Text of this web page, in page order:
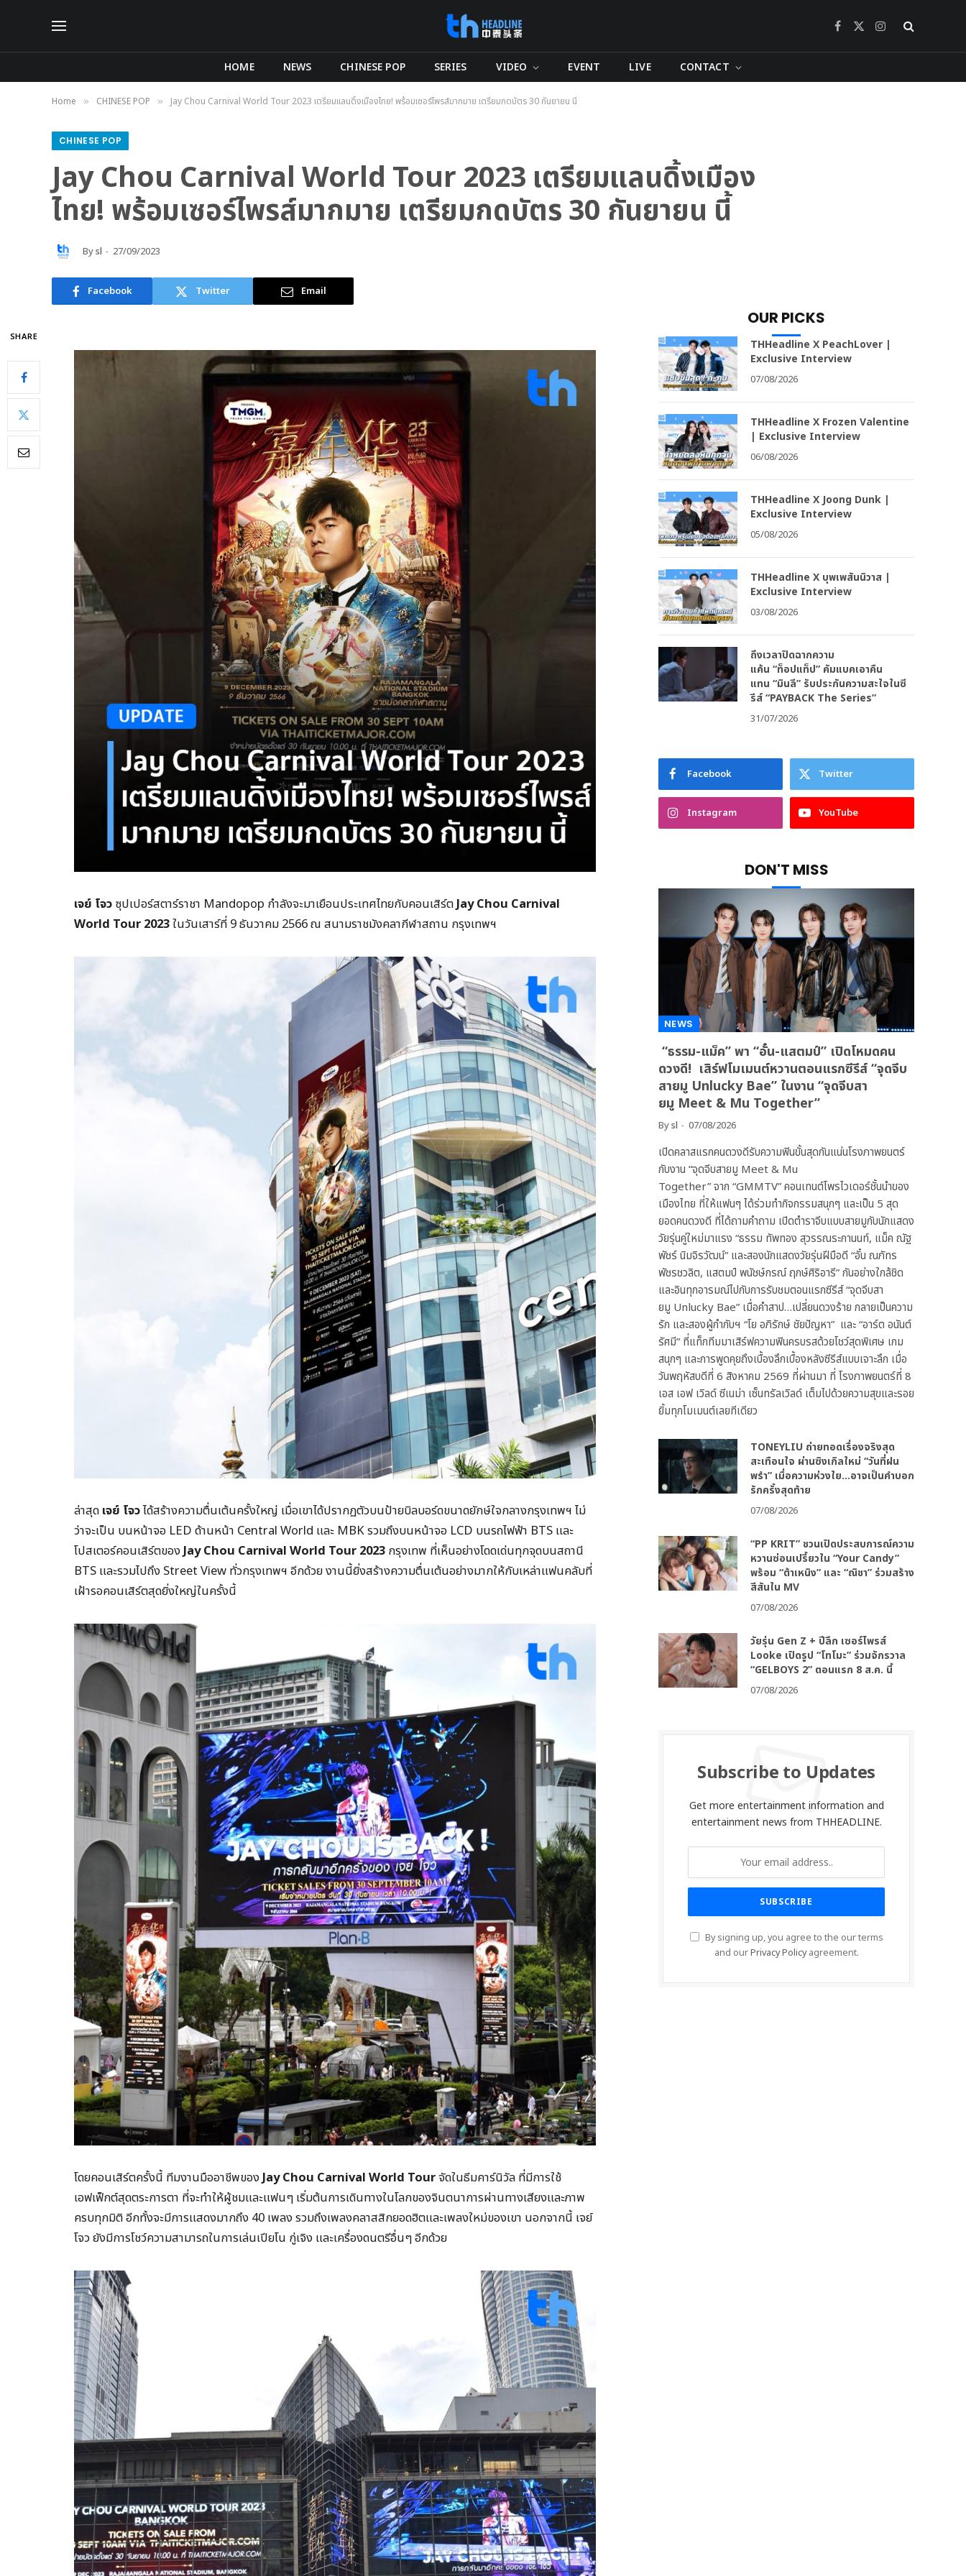
Facebook
X
Instagram
HOME NEWS CHINESE POP SERIES VIDEO EVENT LIVE CONTACT
Home » CHINESE POP » Jay Chou Carnival World Tour 2023 เตรียมแลนดิ้งเมืองไทย! พร้อมเซอร์ไพรส์มากมาย เตรียมกดบัตร 30 กันยายน นี้
CHINESE POP
Jay Chou Carnival World Tour 2023 เตรียมแลนดิ้งเมือง
ไทย! พร้อมเซอร์ไพรส์มากมาย เตรียมกดบัตร 30 กันยายน นี้
Bysl 27/09/2023
Facebook Twitter Email
SHARE
เจย์ โจว ซุปเปอร์สตาร์ราชา Mandopop กำลังจะมาเยือนประเทศไทยกับคอนเสิร์ตJay Chou Carnival
World Tour 2023ในวันเสาร์ที่ 9 ธันวาคม 2566 ณ สนามราชมังคลากีฬาสถาน กรุงเทพฯ
ล่าสุด เจย์ โจวได้สร้างความตื่นเต้นครั้งใหญ่ เมื่อเขาได้ปรากฏตัวบนป้ายบิลบอร์ดขนาดยักษ์ใจกลางกรุงเทพฯ ไม่
ว่าจะเป็น บนหน้าจอ LED ด้านหน้า Central World และ MBK รวมถึงบนหน้าจอ LCD บนรถไฟฟ้า BTS และ
โปสเตอร์คอนเสิร์ตของJay Chou Carnival World Tour 2023 กรุงเทพ ที่เห็นอย่างโดดเด่นทุกจุดบนสถานี
BTS และรวมไปถึง Street View ทั่วกรุงเทพฯ อีกด้วย งานนี้ยิ่งสร้างความตื่นเต้นอย่างมากให้กับเหล่าแฟนคลับที่
เฝ้ารอคอนเสิร์ตสุดยิ่งใหญ่ในครั้งนี้
โดยคอนเสิร์ตครั้งนี้ ทีมงานมืออาชีพของJay Chou Carnival World Tourจัดในธีมคาร์นิวัล ที่มีการใช้
เอฟเฟ็กต์สุดตระการตา ที่จะทำให้ผู้ชมและแฟนๆ เริ่มต้นการเดินทางในโลกของจินตนาการผ่านทางเสียงและภาพ
ครบทุกมิติ อีกทั้งจะมีการแสดงมากถึง 40 เพลง รวมถึงเพลงคลาสสิกยอดฮิตและเพลงใหม่ของเขา นอกจากนี้ เจย์
โจว ยังมีการโชว์ความสามารถในการเล่นเปียโน กู่เจิง และเครื่องดนตรีอื่นๆ อีกด้วย
OUR PICKS
THHeadline X PeachLover |
Exclusive Interview
07/08/2026
THHeadline X Frozen Valentine
| Exclusive Interview
06/08/2026
THHeadline X Joong Dunk |
Exclusive Interview
05/08/2026
THHeadline X บุพเพสันนิวาส |
Exclusive Interview
03/08/2026
ถึงเวลาปิดฉากความ
แค้น “ท็อปแท็ป” คัมแบคเอาคืน
แทน “มินลี” รับประกันความสะใจในซี
รีส์ “PAYBACK The Series”
31/07/2026
Facebook Twitter
Instagram YouTube
DON'T MISS
NEWS
“ธรรม-แม็ค” พา “อั๋น-แสตมป์” เปิดโหมดคน
ดวงดี! เสิร์ฟโมเมนต์หวานตอนแรกซีรีส์ “จุดจีบ
สายมู Unlucky Bae” ในงาน “จุดจีบสา
ยมู Meet & Mu Together”
Bysl 07/08/2026
เปิดคลาสแรกคนดวงดีรับความฟินขั้นสุดกันแน่นโรงภาพยนตร์
กับงาน “จุดจีบสายมู Meet & Mu
Together” จาก “GMMTV” คอนเทนต์โพรไวเดอร์ชั้นนำของ
เมืองไทย ที่ให้แฟนๆ ได้ร่วมทำกิจกรรมสนุกๆ และเป็น 5 สุด
ยอดคนดวงดี ที่ได้ถามคำถาม เปิดตำราจีบแบบสายมูกับนักแสดง
วัยรุ่นคู่ใหม่มาแรง “ธรรม ทัพทอง สุวรรณระกานนท์, แม็ค ณัฐ
พัชร์ นิมจิรวัฒน์” และสองนักแสดงวัยรุ่นฝีมือดี “อั๋น ณภัทร
พัชรชวลิต, แสตมป์ พนัชษ์กรณ์ ฤกษ์ศิริอารี” กันอย่างใกล้ชิด
และอินทุกอารมณ์ไปกับการรับชมตอนแรกซีรีส์ “จุดจีบสา
ยมู Unlucky Bae” เมื่อคำสาป…เปลี่ยนดวงร้าย กลายเป็นความ
รัก และสองผู้กำกับฯ “โย อภิรักษ์ ชัยปัญหา” และ “อาร์ต อนันต์
รัศมี” ที่แท็กทีมมาเสิร์ฟความฟินครบรสด้วยโชว์สุดพิเศษ เกม
สนุกๆ และการพูดคุยถึงเบื้องลึกเบื้องหลังซีรีส์แบบเจาะลึก เมื่อ
วันพฤหัสบดีที่ 6 สิงหาคม 2569 ที่ผ่านมา ที่ โรงภาพยนตร์ที่ 8
เอส เอฟ เวิลด์ ซีเนม่า เซ็นทรัลเวิลด์ เต็มไปด้วยความสุขและรอย
ยิ้มทุกโมเมนต์เลยทีเดียว
TONEYLIU ถ่ายทอดเรื่องจริงสุด
สะเทือนใจ ผ่านซิงเกิลใหม่ “วันที่ฝน
พรำ” เมื่อความห่วงใย…อาจเป็นคำบอก
รักครั้งสุดท้าย
07/08/2026
“PP KRIT” ชวนเปิดประสบการณ์ความ
หวานซ่อนเปรี้ยวใน “Your Candy”
พร้อม “ต้าเหนิง” และ “ณิชา” ร่วมสร้าง
สีสันใน MV
07/08/2026
วัยรุ่น Gen Z + ปีลึก เซอร์ไพรส์
Looke เปิดรูป “โทโมะ” ร่วมจักรวาล
“GELBOYS 2” ตอนแรก 8 ส.ค. นี้
07/08/2026
Subscribe to Updates
Get more entertainment information and
entertainment news from THHEADLINE.
By signing up, you agree to the our terms
and ourPrivacy Policyagreement.